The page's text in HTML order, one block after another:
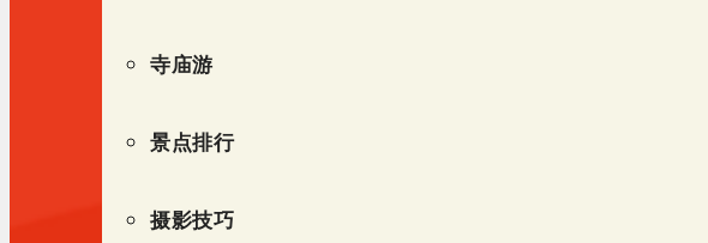
寺庙游
景点排行
摄影技巧